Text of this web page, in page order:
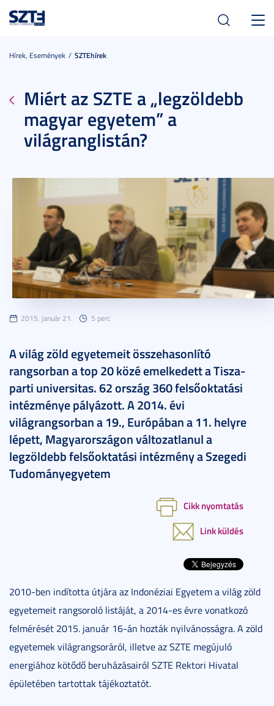
Hírek, Események SZTEhírek
Miért az SZTE a „legzöldebb
magyar egyetem” a
világranglistán?
2015. január 21. 5 perc
A világ zöld egyetemeit összehasonlító
rangsorban a top 20 közé emelkedett a Tisza-
parti universitas. 62 ország 360 felsőoktatási
intézménye pályázott. A 2014. évi
világrangsorban a 19., Európában a 11. helyre
lépett, Magyarországon változatlanul a
legzöldebb felsőoktatási intézmény a Szegedi
Tudományegyetem
Cikk nyomtatás
Link küldés
2010-ben indította útjára az Indonéziai Egyetem a világ zöld
egyetemeit rangsoroló listáját, a 2014-es évre vonatkozó
felmérését 2015. január 16-án hozták nyilvánosságra. A zöld
egyetemek világrangsoráról, illetve az SZTE megújuló
energiához kötődő beruházásairól SZTE Rektori Hivatal
épületében tartottak tájékoztatót.